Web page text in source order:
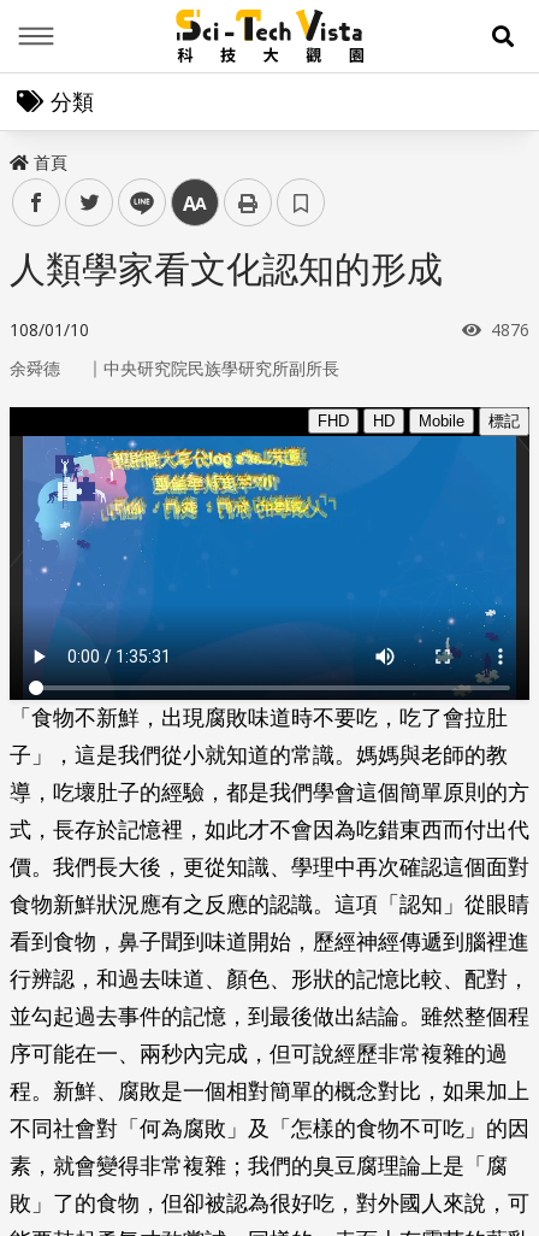
展
分類
首頁
facebooktwitter line 中
人類學家看文化認知的形成
108/01/10 瀏覽
4876
余舜德 ｜ 中央研究院民族學研究所副所長
「食物不新鮮，出現腐敗味道時不要吃，吃了會拉肚
子」，這是我們從小就知道的常識。媽媽與老師的教
導，吃壞肚子的經驗，都是我們學會這個簡單原則的方
式，長存於記憶裡，如此才不會因為吃錯東西而付出代
價。我們長大後，更從知識、學理中再次確認這個面對
食物新鮮狀況應有之反應的認識。這項「認知」從眼睛
看到食物，鼻子聞到味道開始，歷經神經傳遞到腦裡進
行辨認，和過去味道、顏色、形狀的記憶比較、配對，
並勾起過去事件的記憶，到最後做出結論。雖然整個程
序可能在一、兩秒內完成，但可說經歷非常複雜的過
程。新鮮、腐敗是一個相對簡單的概念對比，如果加上
不同社會對「何為腐敗」及「怎樣的食物不可吃」的因
素，就會變得非常複雜；我們的臭豆腐理論上是「腐
敗」了的食物，但卻被認為很好吃，對外國人來說，可